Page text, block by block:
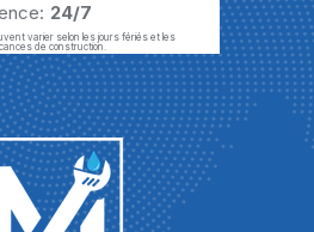
24/7
varier selon les jours fériés et les
de construction.